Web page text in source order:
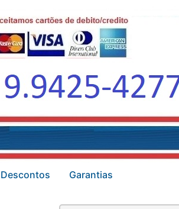
Descontos Garantias